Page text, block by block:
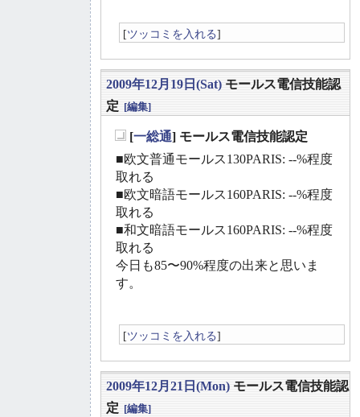
[ツッコミを入れる]
2009年12月19日(Sat) モールス電信技能認
定 [編集]
[一総通] モールス電信技能認定
■欧文普通モールス130PARIS: --%程度
取れる
■欧文暗語モールス160PARIS: --%程度
取れる
■和文暗語モールス160PARIS: --%程度
取れる
今日も85〜90%程度の出来と思いま
す。
[ツッコミを入れる]
2009年12月21日(Mon) モールス電信技能認
定 [編集]